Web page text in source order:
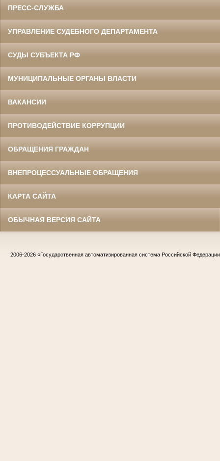
ПРЕСС-СЛУЖБА
УПРАВЛЕНИЕ СУДЕБНОГО ДЕПАРТАМЕНТА
СУДЫ СУБЪЕКТА РФ
МУНИЦИПАЛЬНЫЕ ОРГАНЫ ВЛАСТИ
ВАКАНСИИ
ПРОТИВОДЕЙСТВИЕ КОРРУПЦИИ
ОБРАЩЕНИЯ ГРАЖДАН
ВНЕПРОЦЕССУАЛЬНЫЕ ОБРАЩЕНИЯ
КАРТА САЙТА
ОБЫЧНАЯ ВЕРСИЯ САЙТА
2006-2026 «Государственная автоматизированная система Российской